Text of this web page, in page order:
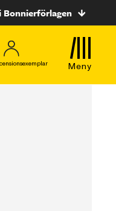
Bonnierförlagen
Meny